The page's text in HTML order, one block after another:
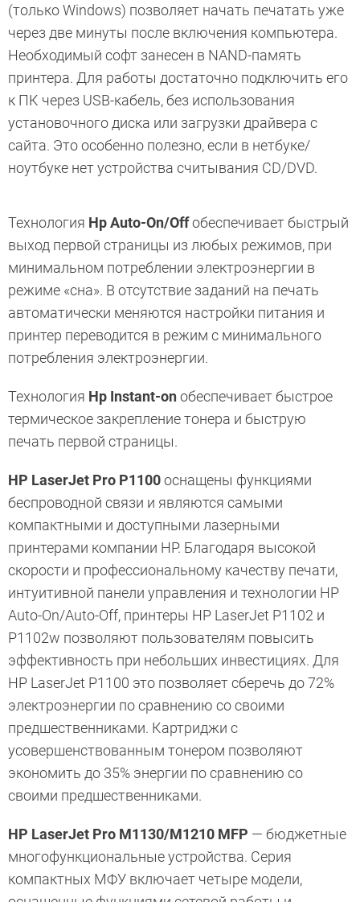
(только Windows) позволяет начать печатать уже
через две минуты после включения компьютера.
Необходимый софт занесен в NAND-память
принтера. Для работы достаточно подключить его
к ПК через USB-кабель, без использования
установочного диска или загрузки драйвера с
сайта. Это особенно полезно, если в нетбуке/
ноутбуке нет устройства считывания CD/DVD.
Технология Hp Auto-On/Offобеспечивает быстрый
выход первой страницы из любых режимов, при
минимальном потреблении электроэнергии в
режиме «сна». В отсутствие заданий на печать
автоматически меняются настройки питания и
принтер переводится в режим с минимального
потребления электроэнергии.
Технология Hp Instant-onобеспечивает быстрое
термическое закрепление тонера и быструю
печать первой страницы.
HP LaserJet Pro P1100оснащены функциями
беспроводной связи и являются самыми
компактными и доступными лазерными
принтерами компании НР. Благодаря высокой
скорости и профессиональному качеству печати,
интуитивной панели управления и технологии HP
Auto-On/Auto-Off, принтеры HP LaserJet P1102 и
P1102w позволяют пользователям повысить
эффективность при небольших инвестициях. Для
HP LaserJet P1100 это позволяет сберечь до 72%
электроэнергии по сравнению со своими
предшественниками. Картриджи с
усовершенствованным тонером позволяют
экономить до 35% энергии по сравнению со
своими предшественниками.
HP LaserJet Pro M1130/M1210 MFP — бюджетные
многофункциональные устройства. Серия
компактных МФУ включает четыре модели,